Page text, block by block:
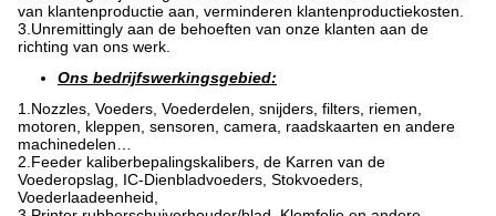
van klantenproductie aan, verminderen klantenproductiekosten.
3.Unremittingly aan de behoeften van onze klanten aan de
richting van ons werk.
Ons bedrijfswerkingsgebied:
1.Nozzles, Voeders, Voederdelen, snijders, filters, riemen,
motoren, kleppen, sensoren, camera, raadskaarten en andere
machinedelen…
2.Feeder kaliberbepalingskalibers, de Karren van de
Voederopslag, IC-Dienbladvoeders, Stokvoeders,
Voederlaadeenheid,